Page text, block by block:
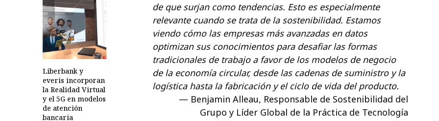
Liberbank y
everis incorporan
la Realidad Virtual
y el 5G en modelos
de atención
bancaria
de que surjan como tendencias. Esto es especialmente
relevante cuando se trata de la sostenibilidad. Estamos
viendo cómo las empresas más avanzadas en datos
optimizan sus conocimientos para desafiar las formas
tradicionales de trabajo a favor de los modelos de negocio
de la economía circular, desde las cadenas de suministro y la
logística hasta la fabricación y el ciclo de vida del producto.
Benjamin Alleau, Responsable de Sostenibilidad del
Grupo y Líder Global de la Práctica de Tecnología